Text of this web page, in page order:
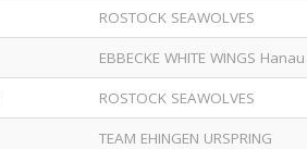
ROSTOCK SEAWOLVES
EBBECKE WHITE WINGS Hanau
ROSTOCK SEAWOLVES
TEAM EHINGEN URSPRING